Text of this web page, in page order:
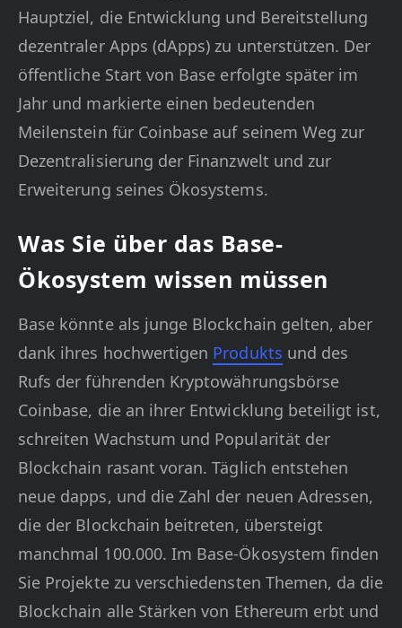
Hauptziel, die Entwicklung und Bereitstellung
dezentraler Apps (dApps) zu unterstützen. Der
öffentliche Start von Base erfolgte später im
Jahr und markierte einen bedeutenden
Meilenstein für Coinbase auf seinem Weg zur
Dezentralisierung der Finanzwelt und zur
Erweiterung seines Ökosystems.
Was Sie über das Base-
Ökosystem wissen müssen
Base könnte als junge Blockchain gelten, aber
dank ihres hochwertigen Produkts und des
Rufs der führenden Kryptowährungsbörse
Coinbase, die an ihrer Entwicklung beteiligt ist,
schreiten Wachstum und Popularität der
Blockchain rasant voran. Täglich entstehen
neue dapps, und die Zahl der neuen Adressen,
die der Blockchain beitreten, übersteigt
manchmal 100.000. Im Base-Ökosystem finden
Sie Projekte zu verschiedensten Themen, da die
Blockchain alle Stärken von Ethereum erbt und